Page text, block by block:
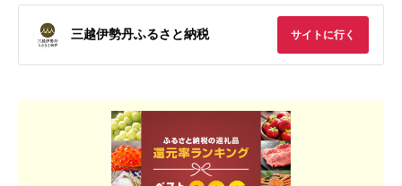
三越伊勢丹ふるさと納税 サイトに行く